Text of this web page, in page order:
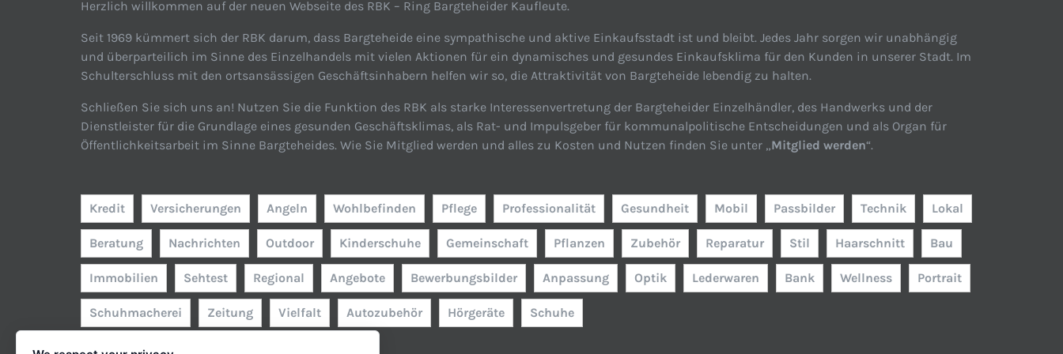
Herzlich willkommen auf der neuen Webseite des RBK – Ring Bargteheider Kaufleute.
Seit 1969 kümmert sich der RBK darum, dass Bargteheide eine sympathische und aktive Einkaufsstadt ist und bleibt. Jedes Jahr sorgen wir unabhängig
und überparteilich im Sinne des Einzelhandels mit vielen Aktionen für ein dynamisches und gesundes Einkaufsklima für den Kunden in unserer Stadt. Im
Schulterschluss mit den ortsansässigen Geschäftsinhabern helfen wir so, die Attraktivität von Bargteheide lebendig zu halten.
Schließen Sie sich uns an! Nutzen Sie die Funktion des RBK als starke Interessenvertretung der Bargteheider Einzelhändler, des Handwerks und der
Dienstleister für die Grundlage eines gesunden Geschäftsklimas, als Rat- und Impulsgeber für kommunalpolitische Entscheidungen und als Organ für
Öffentlichkeitsarbeit im Sinne Bargteheides. Wie Sie Mitglied werden und alles zu Kosten und Nutzen finden Sie unter „Mitglied werden“.
Kredit Versicherungen Angeln Wohlbefinden Pflege Professionalität Gesundheit Mobil Passbilder Technik Lokal
Beratung Nachrichten Outdoor Kinderschuhe Gemeinschaft Pflanzen Zubehör Reparatur Stil Haarschnitt Bau
Immobilien Sehtest Regional Angebote Bewerbungsbilder Anpassung Optik Lederwaren Bank Wellness Portrait
Schuhmacherei Zeitung Vielfalt Autozubehör Hörgeräte Schuhe